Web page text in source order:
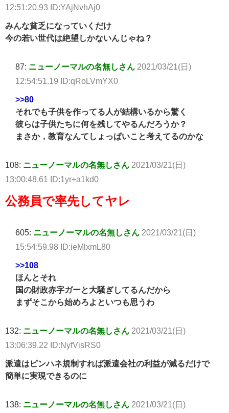
12:51:20.93 ID:YAjNvhAj0
みんな貧乏になっていくだけ
今の若い世代は絶望しかないんじゃね？
87: ニューノーマルの名無しさん 2021/03/21(日)
12:54:51.19 ID:qRoLVmYX0
>>80
それでも子供を作ってる人が結構いるから驚く
彼らは子供たちに何を残してやるんだろうか？
まさか，教育なんてしょっぱいこと考えてるのかな
108: ニューノーマルの名無しさん 2021/03/21(日)
13:00:48.61 ID:1yr+a1kd0
公務員で率先してヤレ
605: ニューノーマルの名無しさん 2021/03/21(日)
15:54:59.98 ID:ieMlxmL80
>>108
ほんとそれ
国の財政赤字ガーと大騒ぎしてるんだから
まずそこから始めろよといつも思うわ
132: ニューノーマルの名無しさん 2021/03/21(日)
13:06:39.22 ID:NyfVisRS0
派遣はピンハネ規制すれば派遣会社の利益が減るだけで
簡単に実現できるのに
138: ニューノーマルの名無しさん 2021/03/21(日)